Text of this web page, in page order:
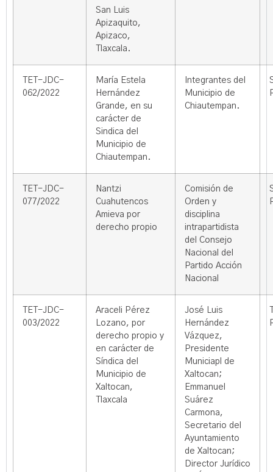
San Luis
Apizaquito,
Apizaco,
Tlaxcala.
TET-JDC-
062/2022
María Estela
Hernández
Grande, en su
carácter de
Sindica del
Municipio de
Chiautempan.
Integrantes del
Municipio de
Chiautempan.
TET-JDC-
077/2022
Nantzi
Cuahutencos
Amieva por
derecho propio
Comisión de
Orden y
disciplina
intrapartidista
del Consejo
Nacional del
Partido Acción
Nacional
TET-JDC-
003/2022
Araceli Pérez
Lozano, por
derecho propio y
en carácter de
Síndica del
Municipio de
Xaltocan,
Tlaxcala
José Luis
Hernández
Vázquez,
Presidente
Municiapl de
Xaltocan;
Emmanuel
Suárez
Carmona,
Secretario del
Ayuntamiento
de Xaltocan;
Director Jurídico